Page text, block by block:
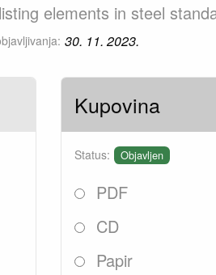
elements in steel
30. 11. 2023.
Kupovina
Status: Objavljen
PDF
CD
Papir